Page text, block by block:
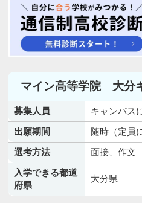
マイン高等学院 大分
募集人員
キャンパス
出願期間
随時（定員
選考方法
面接、作文
入学できる都道
府県
大分県